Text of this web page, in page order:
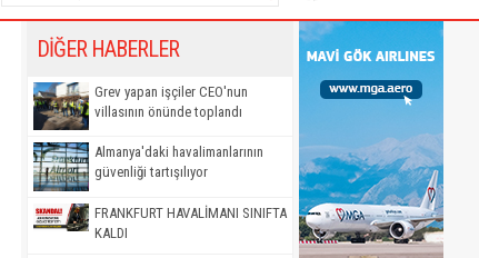
DİĞER HABERLER
Grev yapan işçiler CEO'nun
villasının önünde toplandı
Almanya'daki havalimanlarının
güvenliği tartışılıyor
FRANKFURT HAVALİMANI SINIFTA
KALDI